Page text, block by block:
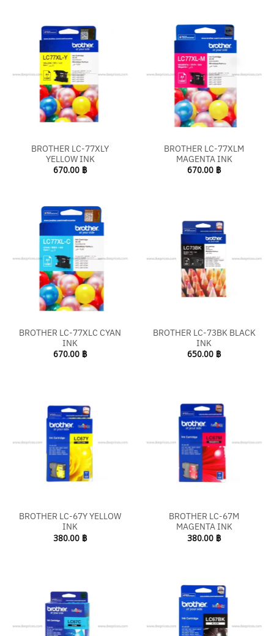
BROTHER LC-77XLY
YELLOW INK
670.00 ฿
BROTHER LC-77XLM
MAGENTA INK
670.00 ฿
BROTHER LC-77XLC CYAN
INK
670.00 ฿
BROTHER LC-73BK BLACK
INK
650.00 ฿
BROTHER LC-67Y YELLOW
INK
380.00 ฿
BROTHER LC-67M
MAGENTA INK
380.00 ฿